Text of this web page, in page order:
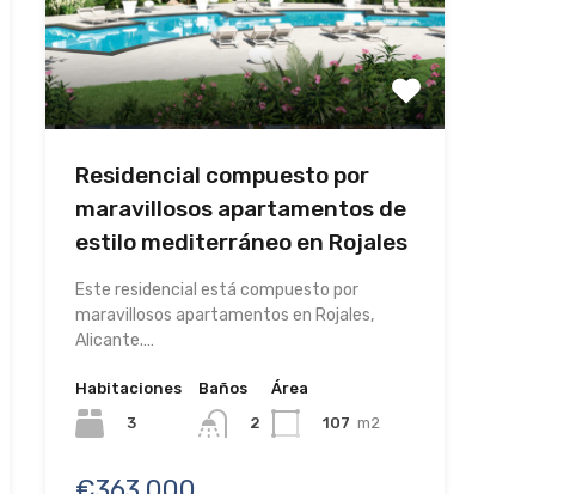
Residencial compuesto por
maravillosos apartamentos de
estilo mediterráneo en Rojales
Este residencial está compuesto por
maravillosos apartamentos en Rojales,
Alicante.…
Habitaciones
3
Baños
2
Área
107 m2